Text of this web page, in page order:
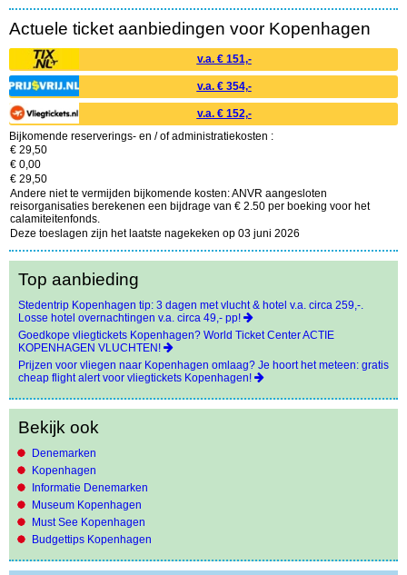
Top aanbieding
Stedentrip Kopenhagen tip: 3 dagen met vlucht & hotel v.a. circa 259,-.
Losse hotel overnachtingen v.a. circa 49,- pp!
Goedkope vliegtickets Kopenhagen? World Ticket Center ACTIE
KOPENHAGEN VLUCHTEN!
Prijzen voor vliegen naar Kopenhagen omlaag? Je hoort het meteen: gratis
cheap flight alert voor vliegtickets Kopenhagen!
Bekijk ook
Denemarken
Kopenhagen
Informatie Denemarken
Museum Kopenhagen
Must See Kopenhagen
Budgettips Kopenhagen
Actuele ticket aanbiedingen voor Kopenhagen
v.a. € 151,-
v.a. € 354,-
v.a. € 152,-
Bijkomende reserverings- en / of administratiekosten :
€ 29,50
€ 0,00
€ 29,50
Andere niet te vermijden bijkomende kosten: ANVR aangesloten
reisorganisaties berekenen een bijdrage van € 2.50 per boeking voor het
calamiteitenfonds.
Deze toeslagen zijn het laatste nagekeken op 03 juni 2026